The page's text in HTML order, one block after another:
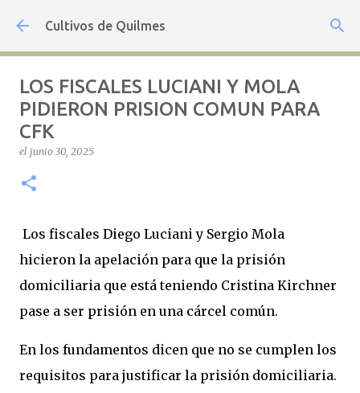
Ir al contenido principal
Cultivos de Quilmes
LOS FISCALES LUCIANI Y MOLA
PIDIERON PRISION COMUN PARA
CFK
el junio 30, 2025
Los fiscales Diego Luciani y Sergio Mola
hicieron la apelación para que la prisión
domiciliaria que está teniendo Cristina Kirchner
pase a ser prisión en una cárcel común.
En los fundamentos dicen que no se cumplen los
requisitos para justificar la prisión domiciliaria.